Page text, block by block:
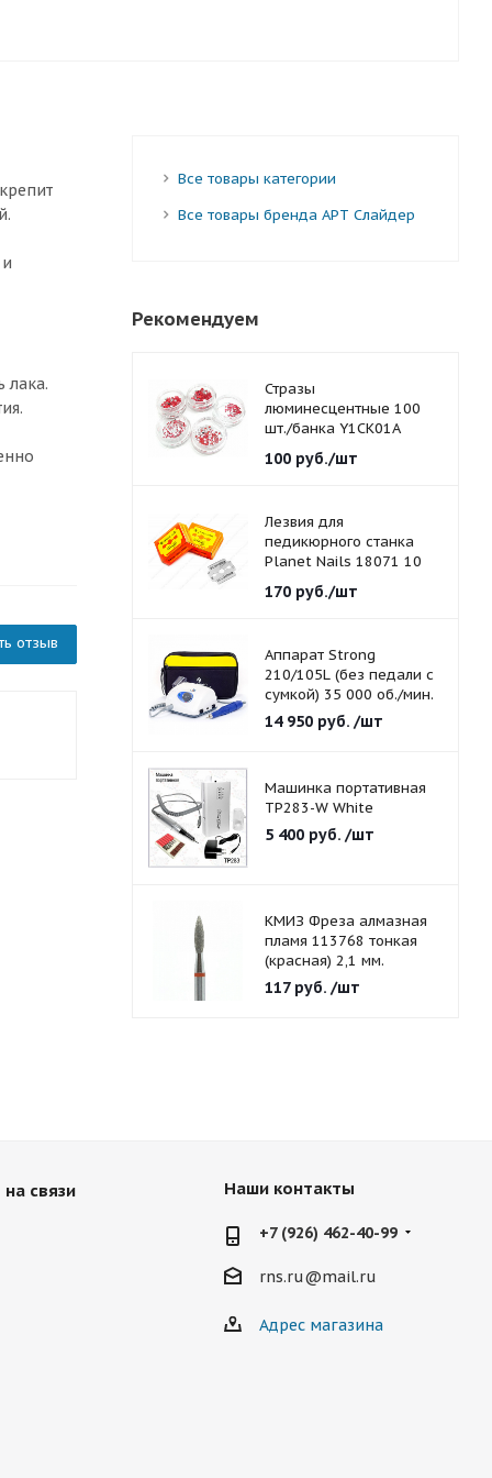
лака.
отзыв
Все товары категории
Все товары бренда АРТ Слайдер
Рекомендуем
Стразы
люминесцентные 100
шт./банка Y1CK01A
красные 1,5 мм.
100руб./шт
Лезвия для
педикюрного станка
Planet Nails 18071 10
170руб./шт
Аппарат Strong
210/105L (без педали с
сумкой) 35 000 об./мин.
14 950руб. /шт
Машинка портативная
TP283-W White
5 400руб. /шт
КМИЗ Фреза алмазная
пламя 113768 тонкая
(красная) 2,1 мм.
117руб. /шт
связи Наши контакты
+7 (926) 462-40-99
rns.ru@mail.ru
Адрес магазина